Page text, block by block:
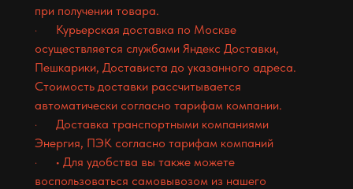
при получении товара.
· Курьерская доставка по Москве
осуществляется службами Яндекс Доставки,
Пешкарики, Достависта до указанного адреса.
Стоимость доставки рассчитывается
автоматически согласно тарифам компании.
· Доставка транспортными компаниями
Энергия, ПЭК согласно тарифам компаний
· • Для удобства вы также можете
воспользоваться самовывозом из нашего